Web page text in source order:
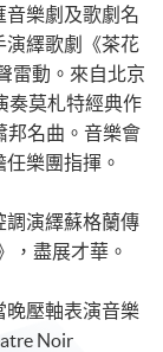
樂劇及歌劇名
演繹歌劇《茶花
雷動。來自北京
奏莫札特經典作
邦名曲。音樂會
樂團指揮。
調演繹蘇格蘭傳
，盡展才華。
晚壓軸表演音樂
Noir